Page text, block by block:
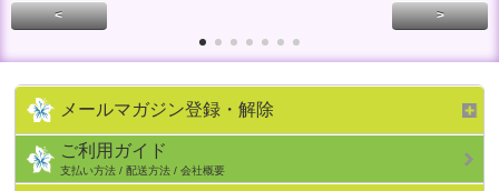
< >
メールマガジン登録・解除
ご利用ガイド
支払い方法 / 配送方法 / 会社概要